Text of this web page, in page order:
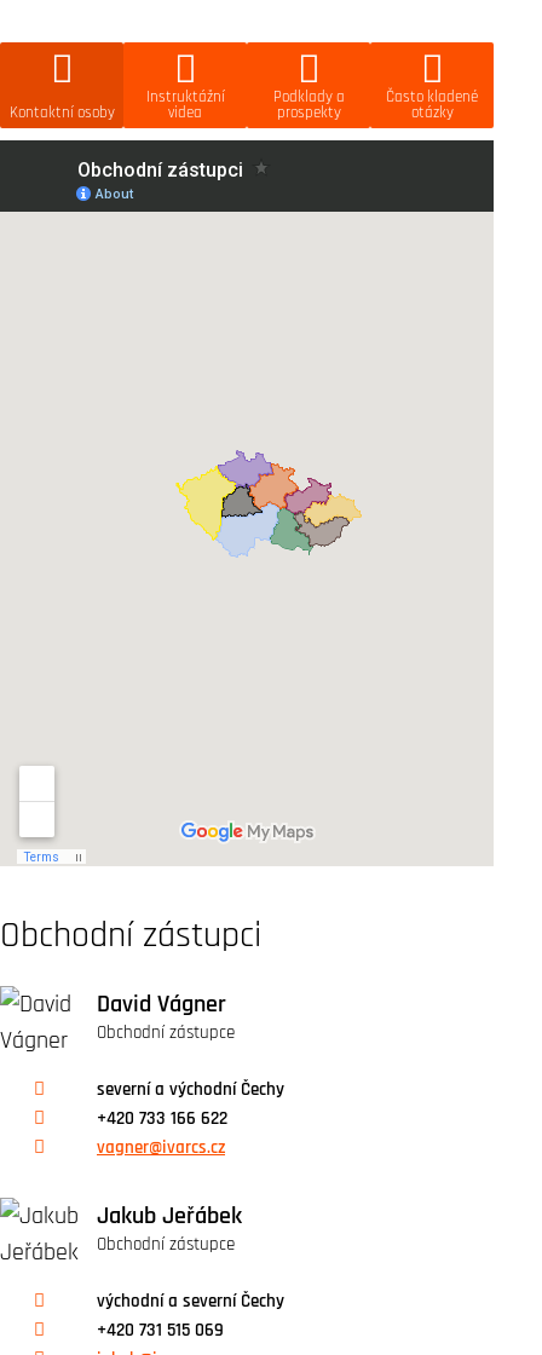
Kontaktní osoby
Instruktážní
videa
Podklady a
prospekty
Často kladené
otázky
Obchodní zástupci
David Vágner
Obchodní zástupce
severní a východní Čechy
+420 733 166 622
vagner@ivarcs.cz
Jakub Jeřábek
Obchodní zástupce
východní a severní Čechy
+420 731 515 069